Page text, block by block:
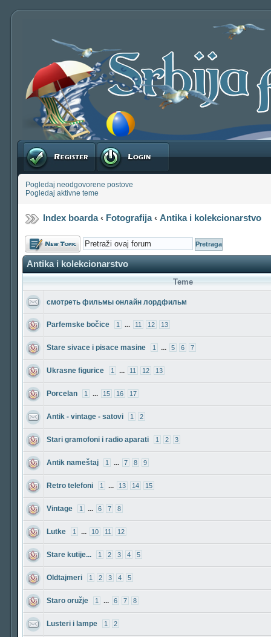
Registruj se Prijavite se
Pogledaj neodgovorene postove
Pogledaj aktivne teme
Index boarda‹ Fotografija‹ Antika i kolekcionarstvo
Počni novu temu
Antika i kolekcionarstvo
Teme
смотреть фильмы онлайн лордфильм
Parfemske bočice 1 ... 11 12 13
Stare sivace i pisace masine 1 ... 5 6 7
Ukrasne figurice 1 ... 11 12 13
Porcelan 1 ... 15 16 17
Antik - vintage - satovi 1 2
Stari gramofoni i radio aparati 1 2 3
Antik nameštaj 1 ... 7 8 9
Retro telefoni 1 ... 13 14 15
Vintage 1 ... 6 7 8
Lutke 1 ... 10 11 12
Stare kutije... 1 2 3 4 5
Oldtajmeri 1 2 3 4 5
Staro oružje 1 ... 6 7 8
Lusteri i lampe 1 2